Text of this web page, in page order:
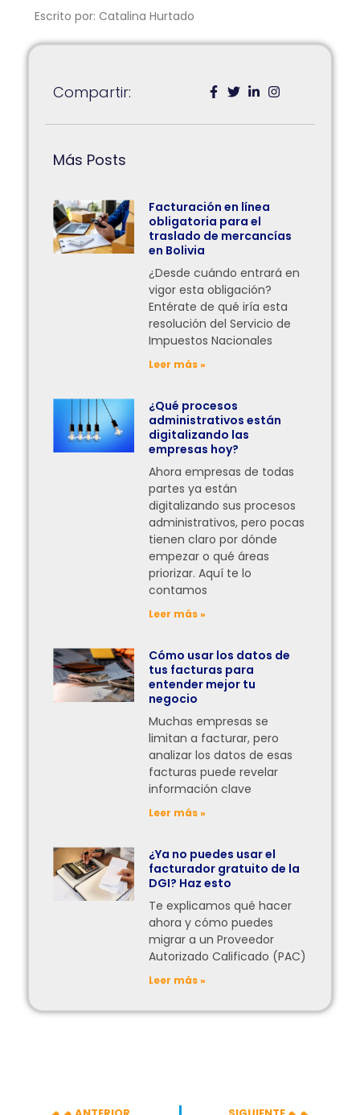
Escrito por: Catalina Hurtado
Compartir:
Más Posts
Facturación en línea
obligatoria para el
traslado de mercancías
en Bolivia
¿Desde cuándo entrará en
vigor esta obligación?
Entérate de qué iría esta
resolución del Servicio de
Impuestos Nacionales
Leer más »
¿Qué procesos
administrativos están
digitalizando las
empresas hoy?
Ahora empresas de todas
partes ya están
digitalizando sus procesos
administrativos, pero pocas
tienen claro por dónde
empezar o qué áreas
priorizar. Aquí te lo
contamos
Leer más »
Cómo usar los datos de
tus facturas para
entender mejor tu
negocio
Muchas empresas se
limitan a facturar, pero
analizar los datos de esas
facturas puede revelar
información clave
Leer más »
¿Ya no puedes usar el
facturador gratuito de la
DGI? Haz esto
Te explicamos qué hacer
ahora y cómo puedes
migrar a un Proveedor
Autorizado Calificado (PAC)
Leer más »